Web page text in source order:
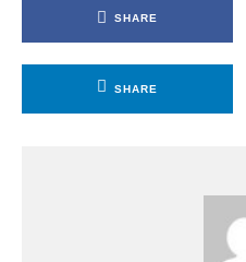
SHARE
SHARE